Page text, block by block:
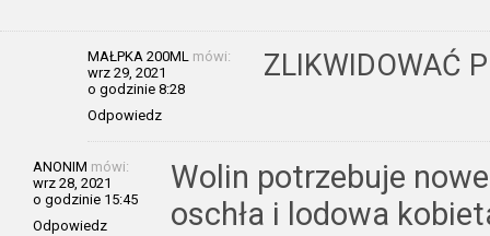
MAŁPKA 200ML mówi:
wrz 29, 2021
o godzinie 8:28
Odpowiedz
ZLIKWIDOWAĆ
ANONIM mówi:
wrz 28, 2021
o godzinie 15:45
Odpowiedz
Wolin potrzebuje
oschła i lodowa